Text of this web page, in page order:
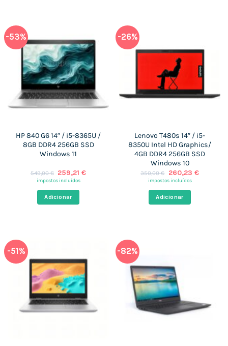
-53%
HP 840 G6 14″ / i5-8365U /
8GB DDR4 256GB SSD
Windows 11
549,00€ O
preço
era:
549,00 €.
259,21€O
impostos incluídos
Adicionar
-26%
Lenovo T480s 14″ / i5-
8350U Intel HD Graphics/
4GB DDR4 256GB SSD
Windows 10
350,00€
O
preço
era:
350,00 €.
260,23 €O
impostos incluídos
Adicionar
-51% -82%